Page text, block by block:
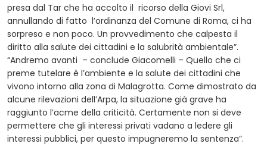
presa dal Tar che ha accolto il ricorso della Giovi Srl,
annullando di fatto l’ordinanza del Comune di Roma, ci ha
sorpreso e non poco. Un provvedimento che calpesta il
diritto alla salute dei cittadini e la salubrità ambientale”.
“Andremo avanti – conclude Giacomelli – Quello che ci
preme tutelare è l’ambiente e la salute dei cittadini che
vivono intorno alla zona di Malagrotta. Come dimostrato da
alcune rilevazioni dell’Arpa, la situazione già grave ha
raggiunto l’acme della criticità. Certamente non si deve
permettere che gli interessi privati vadano a ledere gli
interessi pubblici, per questo impugneremo la sentenza”.